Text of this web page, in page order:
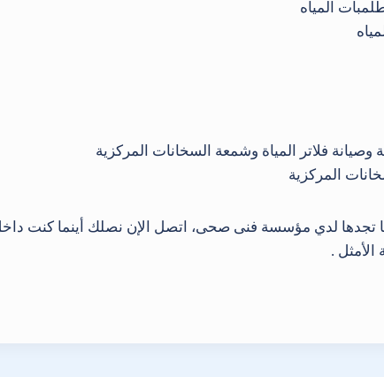
المياه
فلاتر المياة وشمعة السخانات المركزية
المركزية
.